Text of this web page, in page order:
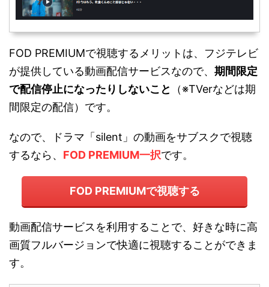
FOD PREMIUMで視聴するメリットは、フジテレビ
が提供している動画配信サービスなので、 期間限定
で配信停止になったりしないこと
（※TVerなどは期
間限定の配信）です。
なので、ドラマ「silent」の動画をサブスクで視聴
するなら、 FOD PREMIUM一択です。
FOD PREMIUMで視聴する
動画配信サービスを利用することで、好きな時に高
画質フルバージョンで快適に視聴することができま
す。